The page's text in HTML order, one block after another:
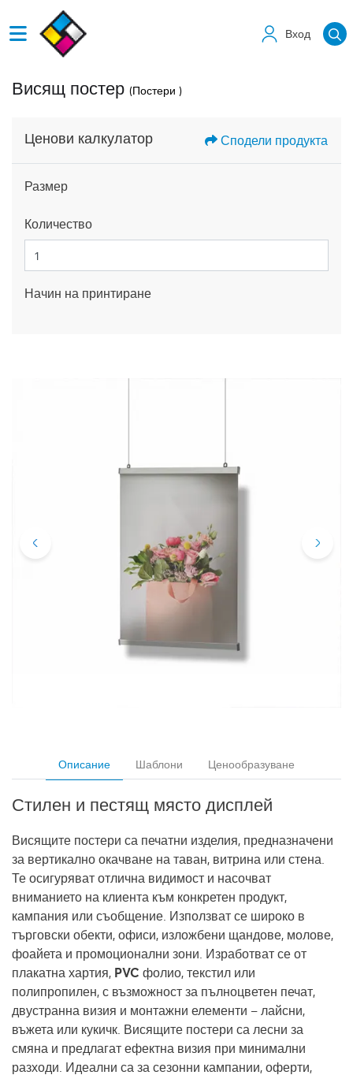
Вход
Висящ постер (Постери )
Ценови калкулатор Сподели продукта
Размер
Количество
Начин на принтиране
Описание Шаблони Ценообразуване
Стилен и пестящ място дисплей
Висящите постери са печатни изделия, предназначени
за вертикално окачване на таван, витрина или стена.
Те осигуряват отлична видимост и насочват
вниманието на клиента към конкретен продукт,
кампания или съобщение. Използват се широко в
търговски обекти, офиси, изложбени щандове, молове,
фоайета и промоционални зони. Изработват се от
плакатна хартия, PVC фолио, текстил или
полипропилен, с възможност за пълноцветен печат,
двустранна визия и монтажни елементи – лайсни,
въжета или кукичк. Висящите постери са лесни за
смяна и предлагат ефектна визия при минимални
разходи. Идеални са за сезонни кампании, оферти,